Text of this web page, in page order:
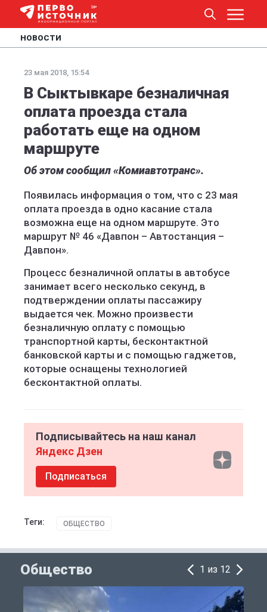
НОВОСТИ
23 мая 2018, 15:54
В Сыктывкаре безналичная
оплата проезда стала
работать еще на одном
маршруте
Об этом сообщил «Комиавтотранс».
Появилась информация о том, что с 23 мая
оплата проезда в одно касание стала
возможна еще на одном маршруте. Это
маршрут № 46 «Давпон – Автостанция –
Давпон».
Процесс безналичной оплаты в автобусе
занимает всего несколько секунд, в
подтверждении оплаты пассажиру
выдается чек. Можно произвести
безналичную оплату с помощью
транспортной карты, бесконтактной
банковской карты и с помощью гаджетов,
которые оснащены технологией
бесконтактной оплаты.
Подписывайтесь на наш канал
Яндекс Дзен
Подписаться
Теги: ОБЩЕСТВО
Общество 1 из 12